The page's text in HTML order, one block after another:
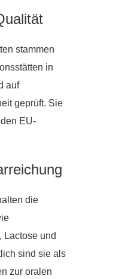
stammen
in
auf
geprüft. Sie
EU-
die
Lactose und
sind sie als
zur oralen